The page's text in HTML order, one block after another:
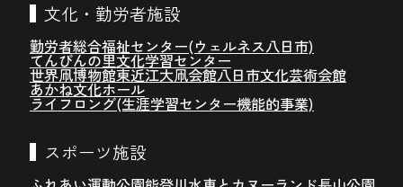
文化・勤労者施設
勤労者総合福祉センター(ウェルネス八日市)
てんびんの里文化学習センター
世界凧博物館東近江大凧会館八日市文化芸術会館
あかね文化ホール
ライフロング(生涯学習センター機能的事業)
スポーツ施設